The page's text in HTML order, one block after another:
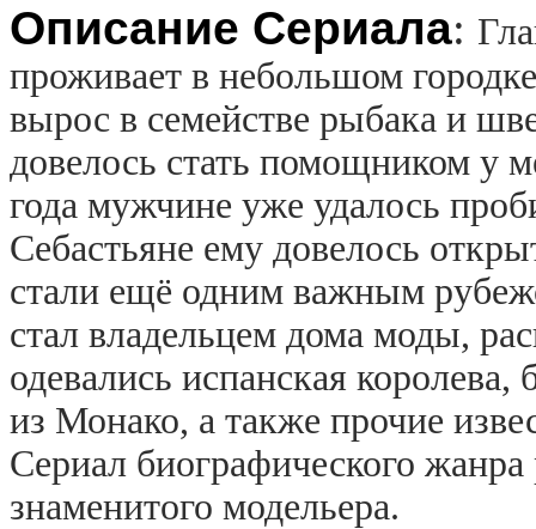
Описание Сериала:
проживает в небольшом
вырос в семействе рыбака и
довелось стать помощником у
года мужчине уже удалось
Себастьяне ему довелось
стали ещё одним важным
стал владельцем дома моды,
одевались испанская
из Монако, а также прочие
Сериал биографического
знаменитого модельера.